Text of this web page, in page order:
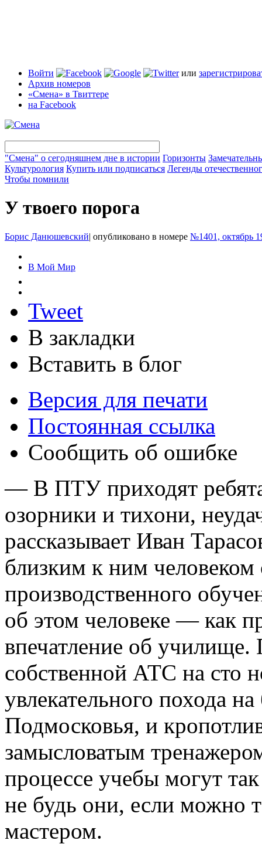
Войти или
Архив номеров
«Смена» в Твиттере
на Facebook
"Смена" о сегодняшнем дне в истории Горизонты
Культурология Купить или подписаться Легенды
Чтобы помнили
У твоего порога
Борис Данюшевский| опубликовано в номере №1401, октябрь
В Мой Мир
Tweet
В закладки
Вставить в блог
Версия для печати
Постоянная ссылка
Сообщить об ошибке
— В ПТУ приходят
озорники и тихони,
рассказывает Иван
близким к ним человеком
производственного
об этом человеке — как
впечатление об училище.
собственной АТС на сто
увлекательного похода
Подмосковья, и
замысловатым
процессе учебы могут
не будь они, если можно
мастером.